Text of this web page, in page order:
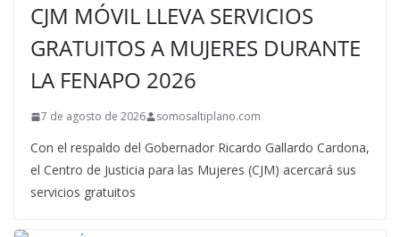
CJM MÓVIL LLEVA SERVICIOS
GRATUITOS A MUJERES DURANTE
LA FENAPO 2026
7 de agosto de 2026 somosaltiplano.com
Con el respaldo del Gobernador Ricardo Gallardo Cardona,
el Centro de Justicia para las Mujeres (CJM) acercará sus
servicios gratuitos